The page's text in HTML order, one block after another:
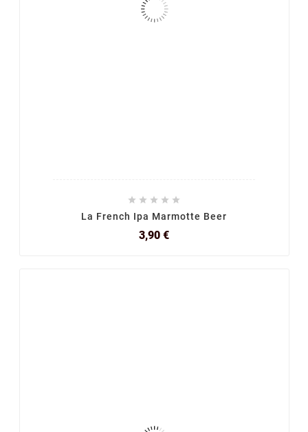
    
La French Ipa Marmotte Beer
3,90 €Prix